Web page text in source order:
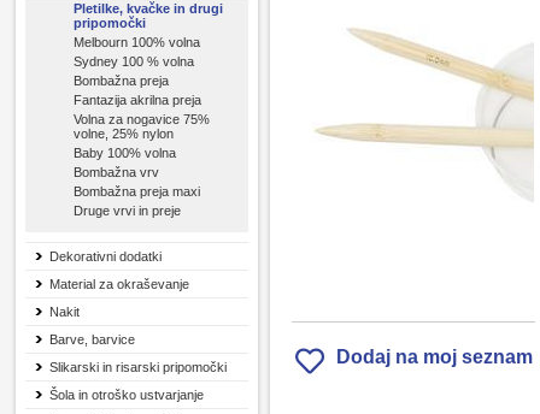
Pletilke, kvačke in drugi
pripomočki
Melbourn 100% volna
Sydney 100 % volna
Bombažna preja
Fantazija akrilna preja
Volna za nogavice 75%
volne, 25% nylon
Baby 100% volna
Bombažna vrv
Bombažna preja maxi
Druge vrvi in preje
Dekorativni dodatki
Material za okraševanje
Nakit
Barve, barvice
Slikarski in risarski pripomočki
Šola in otroško ustvarjanje
Dodaj na moj seznam